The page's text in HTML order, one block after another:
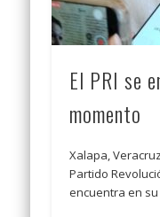
El PRI se
momento
Xalapa,
Partido
encuentra en